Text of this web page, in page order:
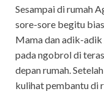
Sesampai di rumah
sore-sore begitu
Mama dan adik-adik
pada ngobrol di
depan rumah.
kulihat pembantu di